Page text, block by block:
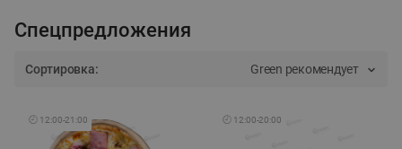
Спецпредложения
Сортировка: Green рекомендует
🕘 12:00-21:00 🕘 12:00-20:00